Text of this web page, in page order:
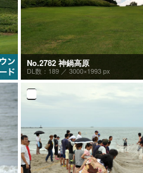
No.2782 神鍋高原
DL数：189 ／ 3000×1993 px